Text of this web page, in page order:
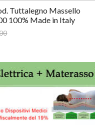
Tuttalegno Massello
100% Made in Italy